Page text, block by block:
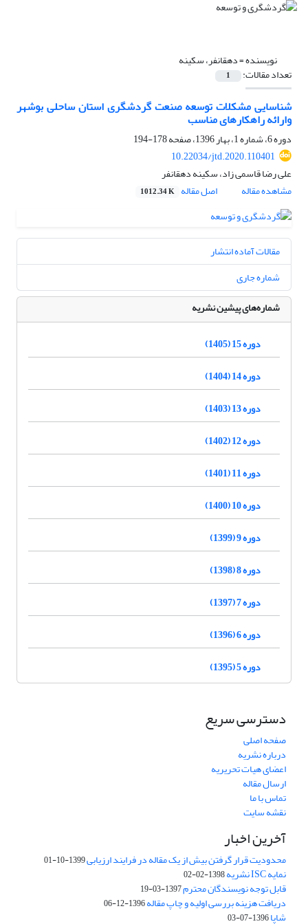
نویسنده =دهقانفر، سکینه
تعداد مقالات: 1
شناسایی مشکلات توسعه صنعت گردشگری استان ساحلی بوشهر
وارائه راهکارهای مناسب
دوره 6، شماره 1، بهار 1396، صفحه
178-194
10.22034/jtd.2020.110401
علی رضا قاسمی زاد، سکینه دهقانفر
مشاهده مقاله
اصل مقاله 1012.34 K
مقالات آماده انتشار
شماره جاری
شماره‌های پیشین نشریه
دوره 15 (1405)
دوره 14 (1404)
دوره 13 (1403)
دوره 12 (1402)
دوره 11 (1401)
دوره 10 (1400)
دوره 9 (1399)
دوره 8 (1398)
دوره 7 (1397)
دوره 6 (1396)
دوره 5 (1395)
دسترسی سریع
صفحه اصلی
درباره نشریه
اعضای هیات تحریریه
ارسال مقاله
تماس با ما
نقشه سایت
آخرین اخبار
محدودیت قرار گرفتن بیش از یک مقاله در فرایند ارزیابی1399-10-01
نمایه ISC نشریه 1398-02-02
قابل توجه نویسندگان محترم1397-03-19
دریافت هزینه بررسی اولیه و چاپ مقاله1396-12-06
شاپا1396-07-03